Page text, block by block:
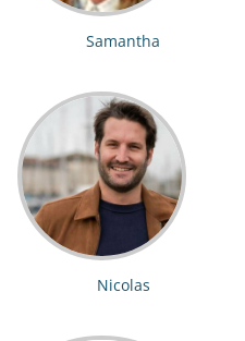
Samantha
Nicolas